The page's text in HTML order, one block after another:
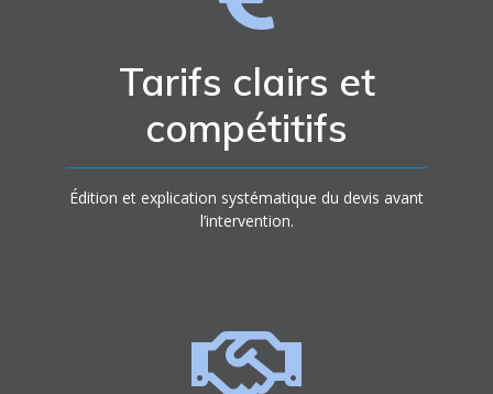
Tarifs clairs et
compétitifs
Édition et explication systématique du devis avant
l’intervention.